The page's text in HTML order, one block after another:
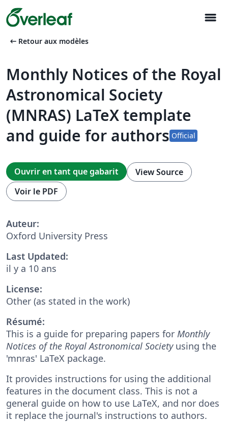
menu
arrow_left_alt Retour aux modèles
Monthly Notices of the Royal
Astronomical Society
(MNRAS) LaTeX template
and guide for authors Official
Ouvrir en tant que gabarit
View Source
Voir le PDF
Auteur:
Oxford University Press
Last Updated:
il y a 10 ans
License:
Other (as stated in the work)
Résumé:
This is a guide for preparing papers for Monthly
Notices of the Royal Astronomical Societyusing the
'mnras' LaTeX package.
It provides instructions for using the additional
features in the document class. This is not a
general guide on how to use LaTeX, and nor does
it replace the journal's instructions to authors.